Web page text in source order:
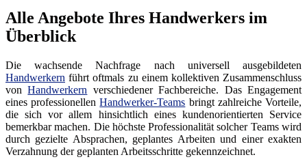
Alle Angebote Ihres Handwerkers im
Überblick
Die wachsende Nachfrage nach universell ausgebildeten
Handwerkern führt oftmals zu einem kollektiven Zusammenschluss
vonHandwerkern verschiedener Fachbereiche. Das Engagement
eines professionellenHandwerker-Teams bringt zahlreiche Vorteile,
die sich vor allem hinsichtlich eines kundenorientierten Service
bemerkbar machen. Die höchste Professionalität solcher Teams wird
durch gezielte Absprachen, geplantes Arbeiten und einer exakten
Verzahnung der geplanten Arbeitsschritte gekennzeichnet.